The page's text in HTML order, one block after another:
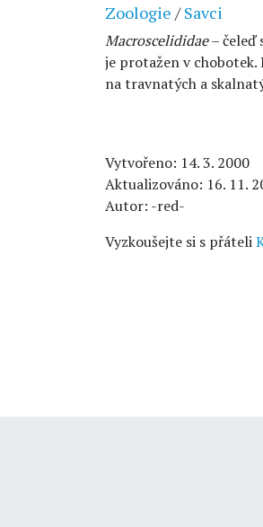
Zoologie /Savci
Macroscelididae– čeleď
je protažen v
na travnatých a
Vytvořeno: 14. 3. 2000
Aktualizováno: 16. 11.
Autor: -red-
Vyzkoušejte si s přáteli